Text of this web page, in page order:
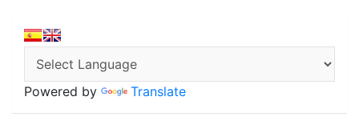
Powered by Translate